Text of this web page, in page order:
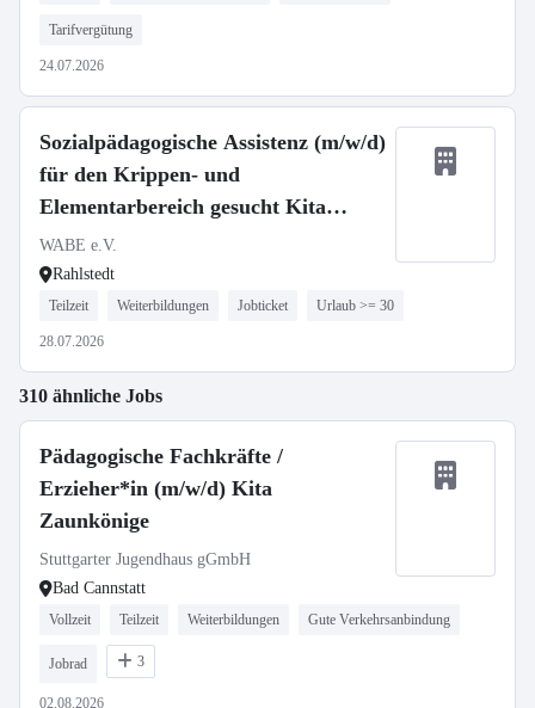
Tarifvergütung
24.07.2026
Sozialpädagogische Assistenz (m/w/d)
für den Krippen- und
Elementarbereich gesucht Kita
Rahlstedter Weg
WABE e.V.
Rahlstedt
Teilzeit Weiterbildungen Jobticket Urlaub >= 30
28.07.2026
310 ähnliche Jobs
Pädagogische Fachkräfte /
Erzieher*in (m/w/d) Kita
Zaunkönige
Stuttgarter Jugendhaus gGmbH
Bad Cannstatt
Vollzeit Teilzeit Weiterbildungen Gute Verkehrsanbindung
Jobrad 3
02.08.2026